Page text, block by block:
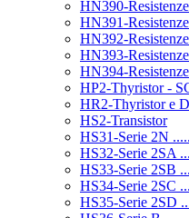
HN390-
HN391-
HN392-
HN393-
HN394-
HP2-Thyristor -
HR2-Thyristor e
HS2-Transistor
HS31-Serie 2N .....
HS32-Serie 2SA
HS33-Serie 2SB
HS34-Serie 2SC
HS35-Serie 2SD